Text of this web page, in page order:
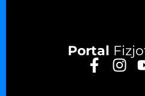
Portal